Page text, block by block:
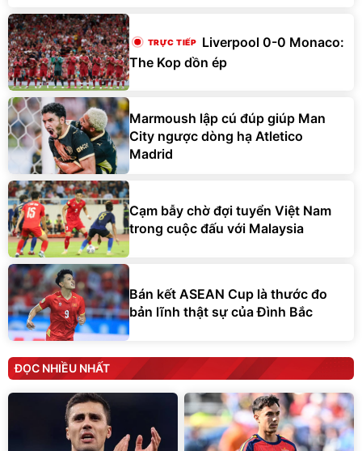
Liverpool 0-0 Monaco:
The Kop dồn ép
Marmoush lập cú đúp giúp Man
City ngược dòng hạ Atletico
Madrid
Cạm bẫy chờ đợi tuyển Việt Nam
trong cuộc đấu với Malaysia
Bán kết ASEAN Cup là thước đo
bản lĩnh thật sự của Đình Bắc
ĐỌC NHIỀU NHẤT